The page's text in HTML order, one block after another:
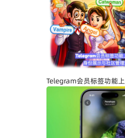
Telegram关闭私聊分享
天隐私与内容保护
Telegram会员标签功能
示与社区管理更高效